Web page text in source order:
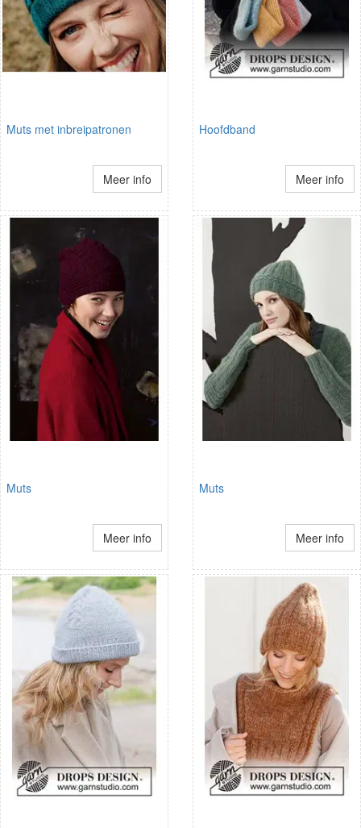
Muts met inbreipatronen
Meer info
Hoofdband
Meer info
Muts
Meer info
Muts
Meer info